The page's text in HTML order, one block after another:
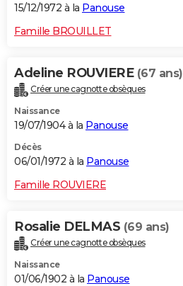
15/12/1972 à la Panouse
Famille BROUILLET
Adeline ROUVIERE (67 ans)
Créer une cagnotte obsèques
Naissance
19/07/1904 à la Panouse
Décès
06/01/1972 à la Panouse
Famille ROUVIERE
Rosalie DELMAS (69 ans)
Créer une cagnotte obsèques
Naissance
01/06/1902 à la Panouse